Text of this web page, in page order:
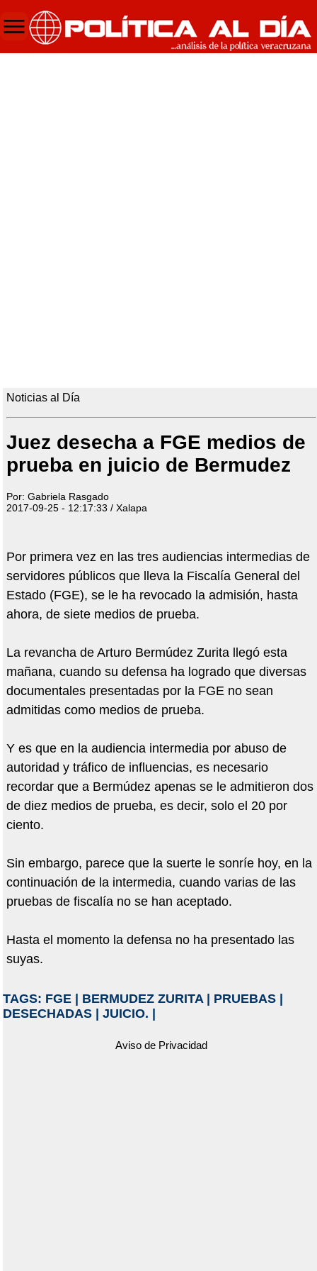
Noticias al Día
Juez desecha a FGE medios de
prueba en juicio de Bermudez
Por: Gabriela Rasgado
2017-09-25 - 12:17:33 / Xalapa
Por primera vez en las tres audiencias intermedias de
servidores públicos que lleva la Fiscalía General del
Estado (FGE), se le ha revocado la admisión, hasta
ahora, de siete medios de prueba.
La revancha de Arturo Bermúdez Zurita llegó esta
mañana, cuando su defensa ha logrado que diversas
documentales presentadas por la FGE no sean
admitidas como medios de prueba.
Y es que en la audiencia intermedia por abuso de
autoridad y tráfico de influencias, es necesario
recordar que a Bermúdez apenas se le admitieron dos
de diez medios de prueba, es decir, solo el 20 por
ciento.
Sin embargo, parece que la suerte le sonríe hoy, en la
continuación de la intermedia, cuando varias de las
pruebas de fiscalía no se han aceptado.
Hasta el momento la defensa no ha presentado las
suyas.
TAGS: FGE| BERMUDEZ ZURITA| PRUEBAS|
DESECHADAS| JUICIO.
Aviso de Privacidad